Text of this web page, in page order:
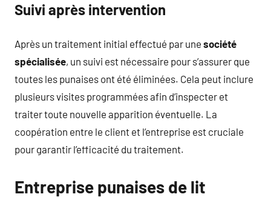
Suivi après intervention
Après un traitement initial effectué par une société
spécialisée, un suivi est nécessaire pour s’assurer que
toutes les punaises ont été éliminées. Cela peut inclure
plusieurs visites programmées afin d’inspecter et
traiter toute nouvelle apparition éventuelle. La
coopération entre le client et l’entreprise est cruciale
pour garantir l’efficacité du traitement.
Entreprise punaises de lit